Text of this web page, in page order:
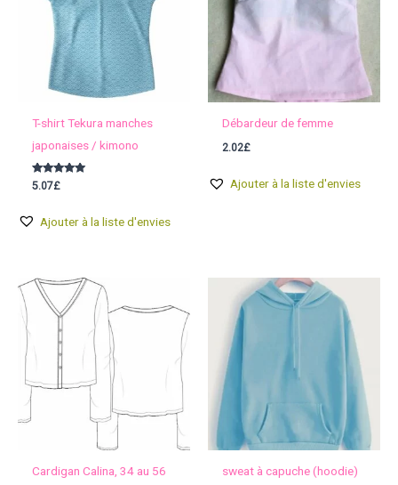
T-shirt Tekura manches
japonaises / kimono
Note
5.00
5.07£
Ajouter à la liste d'envies
Débardeur de femme
2.02£
Ajouter à la liste d'envies
Cardigan Calina, 34 au 56
sweat à capuche (hoodie)